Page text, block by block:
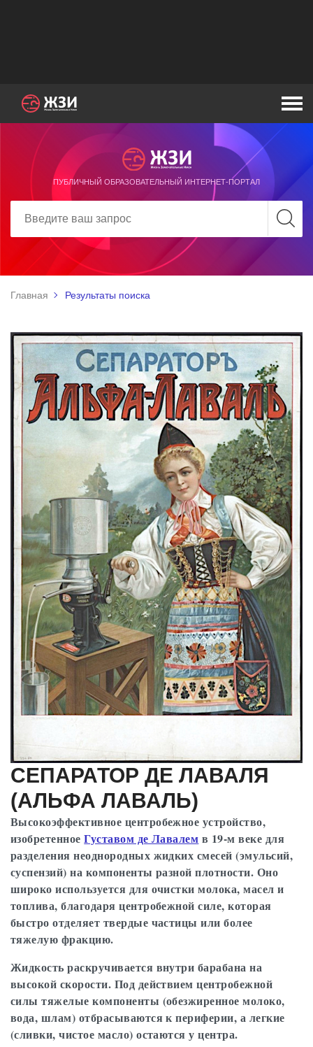
ПУБЛИЧНЫЙ ОБРАЗОВАТЕЛЬНЫЙ ИНТЕРНЕТ-ПОРТАЛ
Главная Результаты поиска
СЕПАРАТОР ДЕ ЛАВАЛЯ
(АЛЬФА ЛАВАЛЬ)
Высокоэффективное центробежное устройство,
изобретенноеГуставом де Лавалем в 19-м веке для
разделения неоднородных жидких смесей (эмульсий,
суспензий) на компоненты разной плотности. Оно
широко используется для очистки молока, масел и
топлива, благодаря центробежной силе, которая
быстро отделяет твердые частицы или более
тяжелую фракцию.
Жидкость раскручивается внутри барабана на
высокой скорости. Под действием центробежной
силы тяжелые компоненты (обезжиренное молоко,
вода, шлам) отбрасываются к периферии, а легкие
(сливки, чистое масло) остаются у центра.